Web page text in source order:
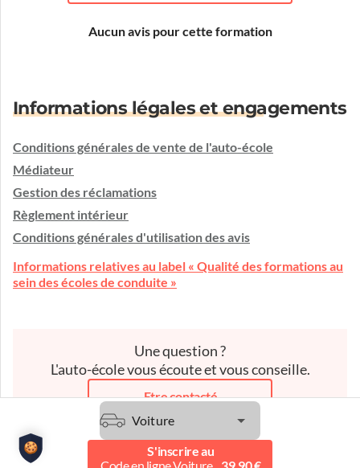
Aucun avis pour cette formation
Informations légales et engagements
Conditions générales de vente de l'auto-école
Médiateur
Gestion des réclamations
Règlement intérieur
Conditions générales d'utilisation des avis
Informations relatives au label « Qualité des formations au
sein des écoles de conduite »
Une question ?
L'auto-école vous écoute et vous conseille.
Etre contacté
Voiture
S'inscrire au